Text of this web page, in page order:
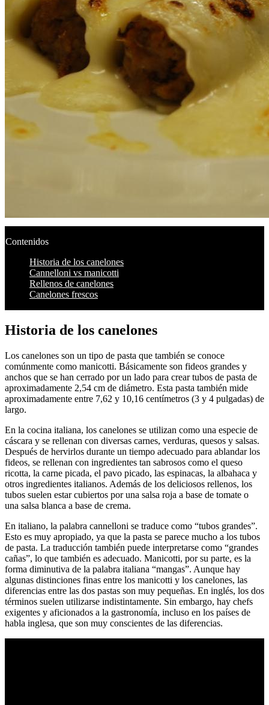
Contenidos
Historia de los canelones
Cannelloni vs manicotti
Rellenos de canelones
Canelones frescos
Historia de los canelones
Los canelones son un tipo de pasta que también se conoce
comúnmente como manicotti. Básicamente son fideos grandes y
anchos que se han cerrado por un lado para crear tubos de pasta de
aproximadamente 2,54 cm de diámetro. Esta pasta también mide
aproximadamente entre 7,62 y 10,16 centímetros (3 y 4 pulgadas) de
largo.
En la cocina italiana, los canelones se utilizan como una especie de
cáscara y se rellenan con diversas carnes, verduras, quesos y salsas.
Después de hervirlos durante un tiempo adecuado para ablandar los
fideos, se rellenan con ingredientes tan sabrosos como el queso
ricotta, la carne picada, el pavo picado, las espinacas, la albahaca y
otros ingredientes italianos. Además de los deliciosos rellenos, los
tubos suelen estar cubiertos por una salsa roja a base de tomate o
una salsa blanca a base de crema.
En italiano, la palabra cannelloni se traduce como “tubos grandes”.
Esto es muy apropiado, ya que la pasta se parece mucho a los tubos
de pasta. La traducción también puede interpretarse como “grandes
cañas”, lo que también es adecuado. Manicotti, por su parte, es la
forma diminutiva de la palabra italiana “mangas”. Aunque hay
algunas distinciones finas entre los manicotti y los canelones, las
diferencias entre las dos pastas son muy pequeñas. En inglés, los dos
términos suelen utilizarse indistintamente. Sin embargo, hay chefs
exigentes y aficionados a la gastronomía, incluso en los países de
habla inglesa, que son muy conscientes de las diferencias.